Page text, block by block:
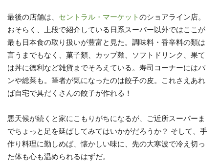
最後の店舗は、 セントラル・マーケットのショアライン店。
おそらく、上段で紹介している日系スーパー以外ではここが
最も日本食の取り扱いが豊富と見た。調味料・香辛料の類は
言うまでもなく、菓子類、カップ麺、ソフトドリンク、果て
は丼に徳利など雑貨までそろえている。寿司コーナーにはパ
ンや総菜も。筆者が気になったのは餃子の皮。これさえあれ
ば自宅で具だくさんの餃子が作れる！
悪天候が続くと家にこもりがちになるが、ご近所スーパーま
でちょっと足を延ばしてみてはいかがだろうか？ そして、手
作り料理に勤しめば、懐かしい味に、先の大寒波で冷え切っ
た体も心も温められるはずだ。